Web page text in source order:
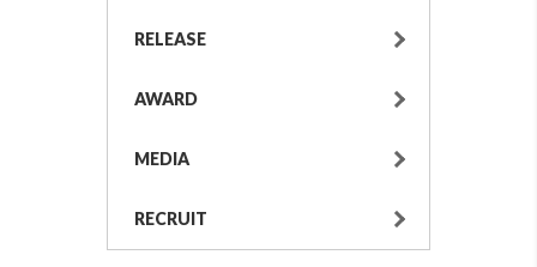
RELEASE
AWARD
MEDIA
RECRUIT